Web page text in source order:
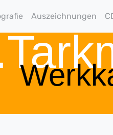
Auszeichnungen